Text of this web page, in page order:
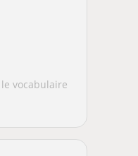
vocabulaire